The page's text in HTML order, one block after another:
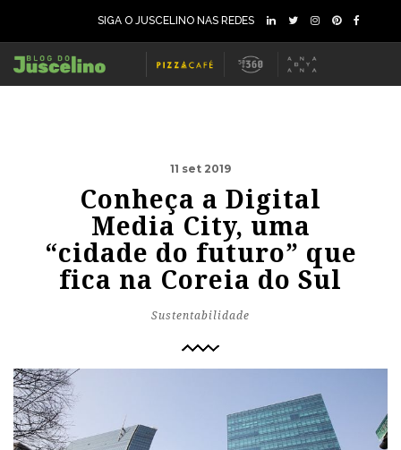
SIGA O JUSCELINO NAS REDES
11 set 2019
Conheça a Digital
Media City, uma
“cidade do futuro” que
fica na Coreia do Sul
Sustentabilidade